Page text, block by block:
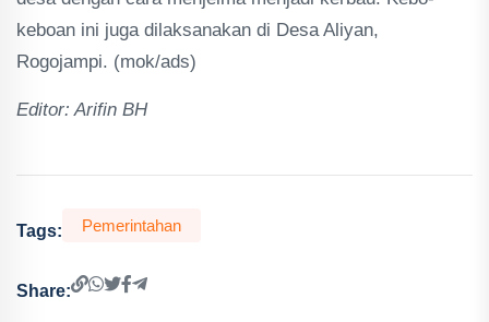
keboan ini juga dilaksanakan di Desa Aliyan,
Rogojampi. (mok/ads)
Editor: Arifin BH
Tags: Pemerintahan
Share: